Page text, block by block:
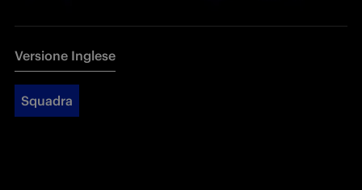
Versione Inglese
Squadra